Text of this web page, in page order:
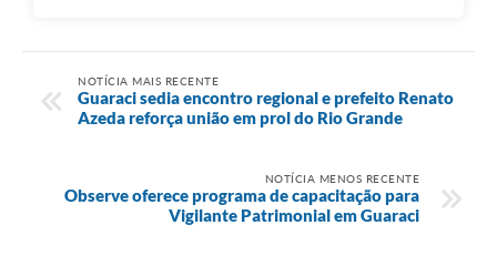
NOTÍCIA MAIS RECENTE
Guaraci sedia encontro regional e prefeito Renato
Azeda reforça união em prol do Rio Grande
NOTÍCIA MENOS RECENTE
Observe oferece programa de capacitação para
Vigilante Patrimonial em Guaraci